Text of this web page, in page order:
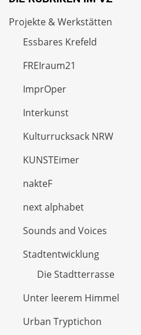
Projekte & Werkstätten
Essbares Krefeld
FREIraum21
ImprOper
Interkunst
Kulturrucksack NRW
KUNSTEimer
nakteF
next alphabet
Sounds and Voices
Stadtentwicklung
Die Stadtterrasse
Unter leerem Himmel
Urban Tryptichon